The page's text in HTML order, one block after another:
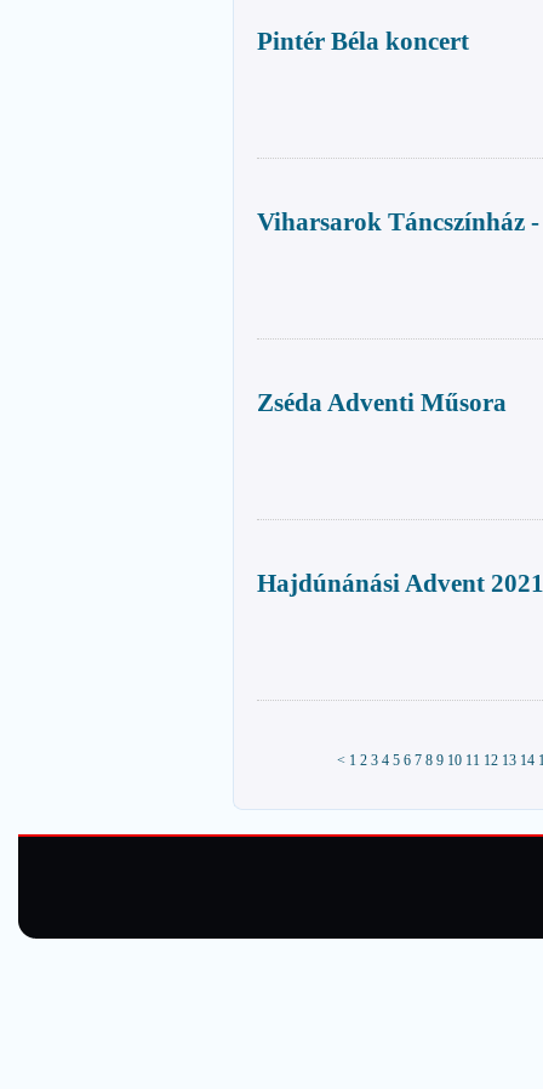
Pintér Béla koncert
Viharsarok Táncszínház
Zséda Adventi Műsora
Hajdúnánási Advent 2021
< 1 2 3 4 5 6 7 8 9 10 11 12 13 14